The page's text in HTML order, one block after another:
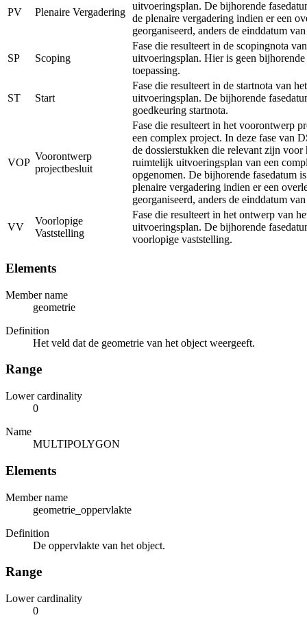
PV Plenaire Vergadering
uitvoeringsplan. De bijhorende
de plenaire vergadering indien er een
georganiseerd, anders de einddatum
SP Scoping
Fase die resulteert in de scopingnota
uitvoeringsplan. Hier is geen bijhorende
toepassing.
ST Start
Fase die resulteert in de startnota van
uitvoeringsplan. De bijhorende
goedkeuring startnota.
VOP
Voorontwerp
projectbesluit
Fase die resulteert in het voorontwerp
een complex project. In deze fase van
de dossierstukken die relevant zijn
ruimtelijk uitvoeringsplan van een
opgenomen. De bijhorende fasedatum
plenaire vergadering indien er een
georganiseerd, anders de einddatum
VV
Voorlopige
Vaststelling
Fase die resulteert in het ontwerp van
uitvoeringsplan. De bijhorende
voorlopige vaststelling.
Elements
Member name
geometrie
Definition
Het veld dat de geometrie van het object weergeeft.
Range
Lower cardinality
0
Name
MULTIPOLYGON
Elements
Member name
geometrie_oppervlakte
Definition
De oppervlakte van het object.
Range
Lower cardinality
0